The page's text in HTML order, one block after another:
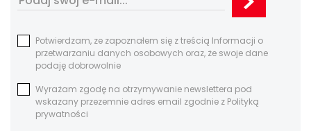
Potwierdzam, ze zapoznałem się z treścią Informacji o
przetwarzaniu danych osobowych oraz, że swoje dane
podaję dobrowolnie
Wyrażam zgodę na otrzymywanie newslettera pod
wskazany przezemnie adres email zgodnie z Polityką
prywatności